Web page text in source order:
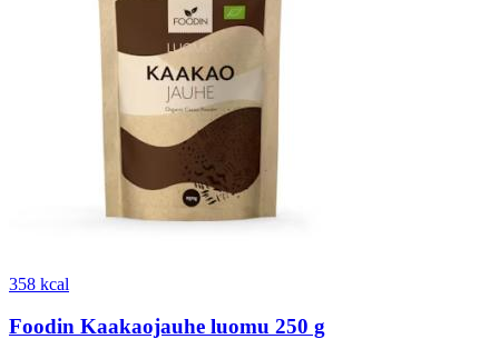
358 kcal
Foodin Kaakaojauhe luomu 250 g